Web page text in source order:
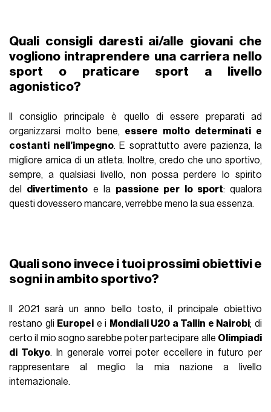
Quali consigli daresti ai/alle giovani che
vogliono intraprendere una carriera nello
sport o praticare sport a livello
agonistico?
Il consiglio principale è quello di essere preparati ad
organizzarsi molto bene, essere molto determinati e
costanti nell’impegno. E soprattutto avere pazienza, la
migliore amica di un atleta. Inoltre, credo che uno sportivo,
sempre, a qualsiasi livello, non possa perdere lo spirito
del divertimento e la passione per lo sport: qualora
questi dovessero mancare, verrebbe meno la sua essenza.
Quali sono invece i tuoi prossimi obiettivi e
sogni in ambito sportivo?
Il 2021 sarà un anno bello tosto, il principale obiettivo
restano gli Europei e i Mondiali U20 a Tallin e Nairobi; di
certo il mio sogno sarebbe poter partecipare alle Olimpiadi
di Tokyo. In generale vorrei poter eccellere in futuro per
rappresentare al meglio la mia nazione a livello
internazionale.